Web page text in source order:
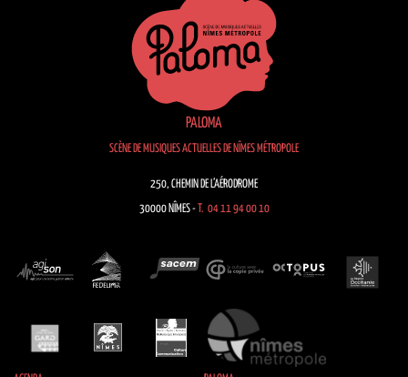
PALOMA
SCÈNE DE MUSIQUES ACTUELLES DE NÎMES MÉTROPOLE
250, CHEMIN DE L’AÉRODROME
30000 NÎMES -T. 04 11 94 00 10